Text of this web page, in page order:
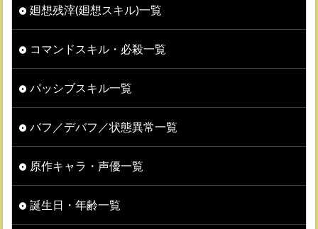
廻想残滓(廻想スキル)一覧
コマンドスキル・必殺一覧
パッシブスキル一覧
バフ／デバフ／状態異常一覧
原作キャラ・声優一覧
誕生日・年齢一覧